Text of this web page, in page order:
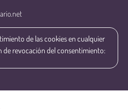
de las cookies en cualquier
revocación del consentimiento: